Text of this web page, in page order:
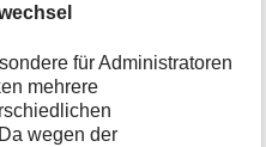
für Administratoren
mehrere
wegen der